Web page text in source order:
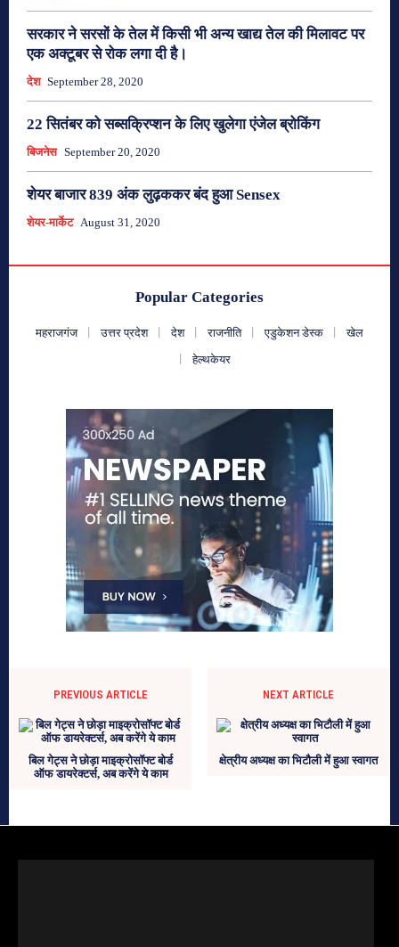
सरकार ने सरसों के तेल में किसी भी अन्य खाद्य तेल की मिलावट पर
एक अक्टूबर से रोक लगा दी है।
देश September 28, 2020
22 सितंबर को सब्सक्रिप्शन के लिए खुलेगा एंजेल ब्रोकिंग
बिजनेस September 20, 2020
शेयर बाजार 839 अंक लुढ़ककर बंद हुआ Sensex
शेयर-मार्केट August 31, 2020
Popular Categories
महराजगंज उत्तर प्रदेश देश राजनीति एडुकेशन डेस्क
खेल
हेल्थकेयर
PREVIOUS ARTICLE
बिल गेट्स ने छोड़ा माइक्रोसॉफ्ट बोर्ड
ऑफ डायरेक्टर्स, अब करेंगे ये काम
NEXT ARTICLE
क्षेत्रीय अध्यक्ष का भिटौली में हुआ स्वागत